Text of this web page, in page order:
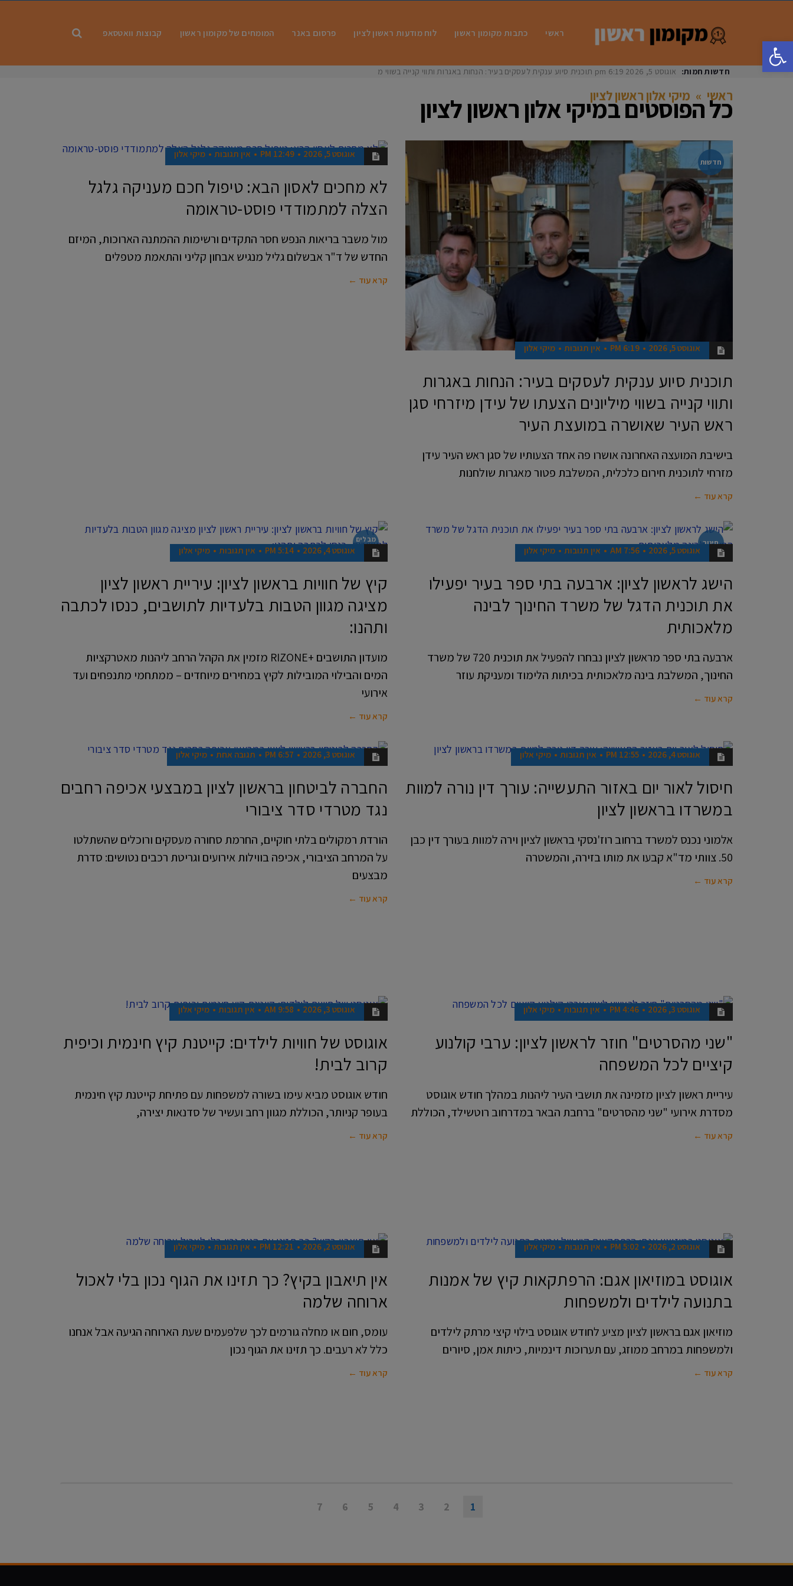
פתח סרגל נגישות
ראשי כתבות מקומון ראשון לוח מודעות ראשון לציון פרסום באנר המומחים של מקומון ראשון קבוצות וואטסאפ
חדשות חמות: אוגוסט 5, 2026 6:19 pm תוכנית סיוע ענקית לעסקים בעיר: הנחות באגרות ותווי קנייה בשווי מיליונים הצ
ראשי » מיקי אלון ראשון לציון
כל הפוסטים במיקי אלון ראשון לציון
חדשות
אוגוסט 5, 2026 6:19 PM אין תגובות מיקי אלון
תוכנית סיוע ענקית לעסקים בעיר: הנחות באגרות
ותווי קנייה בשווי מיליונים הצעתו של עידן מיזרחי סגן
ראש העיר שאושרה במועצת העיר
בישיבת המועצה האחרונה אושרו פה אחד הצעותיו של סגן ראש העיר עידן
מזרחי לתוכנית חירום כלכלית, המשלבת פטור מאגרות שולחנות
קרא עוד ←
אנשים
אוגוסט 5, 2026 12:49 PM אין תגובות מיקי אלון
לא מחכים לאסון הבא: טיפול חכם מעניקה גלגל
הצלה למתמודדי פוסט-טראומה
מול משבר בריאות הנפש חסר התקדים ורשימות ההמתנה הארוכות, המיזם
החדש של ד"ר אבשלום גליל מנגיש אבחון קליני והתאמת מטפלים
קרא עוד ←
חינוך
אוגוסט 5, 2026 7:56 AM אין תגובות מיקי אלון
הישג לראשון לציון: ארבעה בתי ספר בעיר יפעילו
את תוכנית הדגל של משרד החינוך לבינה
מלאכותית
ארבעה בתי ספר מראשון לציון נבחרו להפעיל את תוכנית 720 של משרד
החינוך, המשלבת בינה מלאכותית בכיתות הלימוד ומעניקת עוזר
קרא עוד ←
מבלים
בראשון אוגוסט 4, 2026 5:14 PM אין תגובות מיקי אלון
קיץ של חוויות בראשון לציון: עיריית ראשון לציון
מציגה מגוון הטבות בלעדיות לתושבים, כנסו לכתבה
ותהנו:
​מועדון התושבים +RIZONE מזמין את הקהל הרחב ליהנות מאטרקציות
המים והבילוי המובילות לקיץ במחירים מיוחדים – ממתחמי מתנפחים ועד
אירועי
קרא עוד ←
חדשות
אוגוסט 4, 2026 12:55 PM אין תגובות מיקי אלון
חיסול לאור יום באזור התעשייה: עורך דין נורה למוות
במשרדו בראשון לציון
אלמוני נכנס למשרד ברחוב רוז'נסקי בראשון לציון וירה למוות בעורך דין כבן
50. צוותי מד"א קבעו את מותו בזירה, והמשטרה
קרא עוד ←
חדשות
אוגוסט 3, 2026 6:57 PM תגובה אחת מיקי אלון
החברה לביטחון בראשון לציון במבצעי אכיפה רחבים
נגד מטרדי סדר ציבורי
הורדת רמקולים בלתי חוקיים, החרמת סחורה מעסקים ורוכלים שהשתלטו
על המרחב הציבורי, אכיפה בווילות אירועים וגריטת רכבים נטושים: סדרת
מבצעים
קרא עוד ←
מבלים
בראשון
אוגוסט 3, 2026 4:46 PM אין תגובות מיקי אלון
"שני מהסרטים" חוזר לראשון לציון: ערבי קולנוע
קיציים לכל המשפחה
עיריית ראשון לציון מזמינה את תושבי העיר ליהנות במהלך חודש אוגוסט
מסדרת אירועי "שני מהסרטים" ברחבת הבאר במדרחוב רוטשילד, הכוללת
קרא עוד ←
מבלים
בראשון
אוגוסט 3, 2026 9:58 AM אין תגובות מיקי אלון
אוגוסט של חוויות לילדים: קייטנת קיץ חינמית וכיפית
קרוב לבית!
חודש אוגוסט מביא עימו בשורה למשפחות עם פתיחת קייטנת קיץ חינמית
בעופר קניותר, הכוללת מגוון רחב ועשיר של סדנאות יצירה,
קרא עוד ←
מבלים
בראשון
אוגוסט 2, 2026 5:02 PM אין תגובות מיקי אלון
אוגוסט במוזיאון אגם: הרפתקאות קיץ של אמנות
בתנועה לילדים ולמשפחות
מוזיאון אגם בראשון לציון מציע לחודש אוגוסט בילוי קיצי מרתק לילדים
ולמשפחות במרחב ממוזג, עם תערוכות דינמיות, כיתות אמן, סיורים
קרא עוד ←
כושר וב
ריאות
אוגוסט 2, 2026 12:21 PM אין תגובות מיקי אלון
אין תיאבון בקיץ? כך תזינו את הגוף נכון בלי לאכול
ארוחה שלמה
עומס, חום או מחלה גורמים לכך שלפעמים שעת הארוחה הגיעה אבל אנחנו
כלל לא רעבים. כך תזינו את הגוף נכון
קרא עוד ←
1
2
3
4
5
6
7